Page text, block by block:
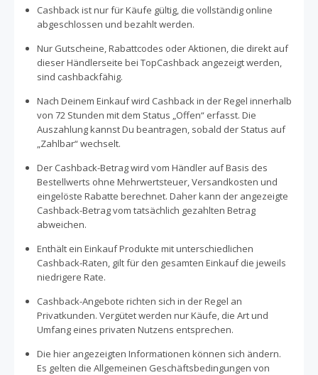
Cashback ist nur für Käufe gültig, die vollständig online
abgeschlossen und bezahlt werden.
Nur Gutscheine, Rabattcodes oder Aktionen, die direkt auf
dieser Händlerseite bei TopCashback angezeigt werden,
sind cashbackfähig.
Nach Deinem Einkauf wird Cashback in der Regel innerhalb
von 72 Stunden mit dem Status „Offen“ erfasst. Die
Auszahlung kannst Du beantragen, sobald der Status auf
„Zahlbar“ wechselt.
Der Cashback-Betrag wird vom Händler auf Basis des
Bestellwerts ohne Mehrwertsteuer, Versandkosten und
eingelöste Rabatte berechnet. Daher kann der angezeigte
Cashback-Betrag vom tatsächlich gezahlten Betrag
abweichen.
Enthält ein Einkauf Produkte mit unterschiedlichen
Cashback-Raten, gilt für den gesamten Einkauf die jeweils
niedrigere Rate.
Cashback-Angebote richten sich in der Regel an
Privatkunden. Vergütet werden nur Käufe, die Art und
Umfang eines privaten Nutzens entsprechen.
Die hier angezeigten Informationen können sich ändern.
Es gelten die Allgemeinen Geschäftsbedingungen von